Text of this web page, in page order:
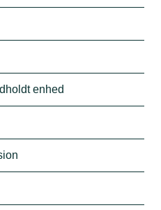
enhed